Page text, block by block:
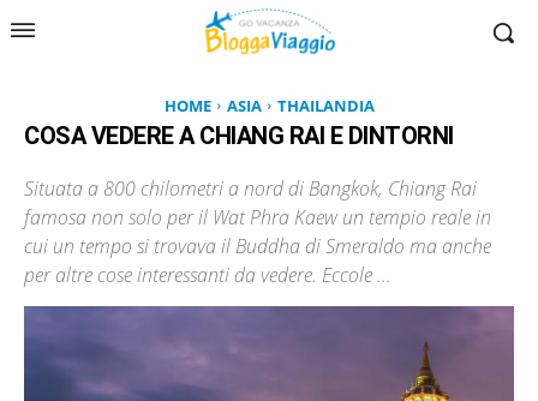
HOME ASIA THAILANDIA
COSA VEDERE A CHIANG RAI E DINTORNI
Situata a 800 chilometri a nord di Bangkok, Chiang Rai
famosa non solo per il Wat Phra Kaew un tempio reale in
cui un tempo si trovava il Buddha di Smeraldo ma anche
per altre cose interessanti da vedere. Eccole …